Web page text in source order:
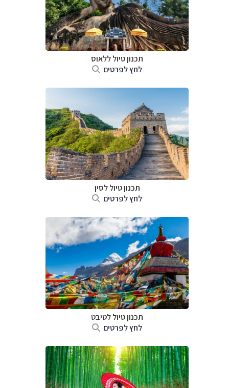
תכנון טיולללאוס
לחץ לפרטים
תכנון טיוללסין
לחץ לפרטים
תכנון טיוללטיבט
לחץ לפרטים